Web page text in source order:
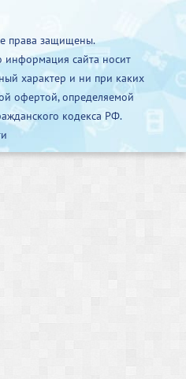
права защищены.
сайта носит
характер и ни при каких
офертой, определяемой
кодекса РФ.